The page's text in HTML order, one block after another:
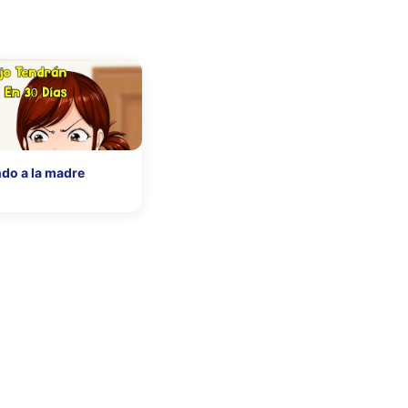
a la madre